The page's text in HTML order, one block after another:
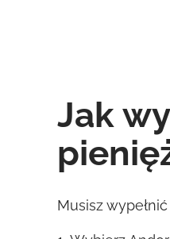
Jak
Musisz